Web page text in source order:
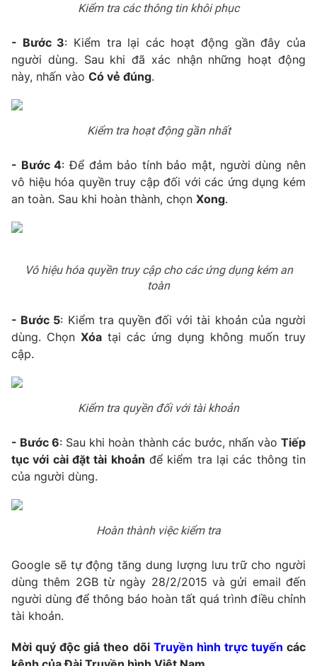
Podcast
Photo Infographic
Video
VTV Thể thao
VTV Sức khoẻ Bất động sản
Thị trường 24h
Liên hệ tòa soạn English
Theo dõi báo trên
Cơ quan chủ quản: Đài Truyền hình Việt Nam
Giấy phép hoạt động báo in và báo điện tử số 483/GP-BTTTT
cấp ngày 29/12/2023
Tổng Biên tập:Vũ Thanh Thủy
Phó Tổng Biên tập:
Tổng đài VTV:024.38 355 931 - 024.38 355 932
Kiểm tra các thông tin khôi phục
- Bước 3: Kiểm tra lại các hoạt động gần đây của
người dùng. Sau khi đã xác nhận những hoạt động
này, nhấn vào Có vẻ đúng.
Kiểm tra hoạt động gần nhất
- Bước 4: Để đảm bảo tính bảo mật, người dùng nên
vô hiệu hóa quyền truy cập đối với các ứng dụng kém
an toàn. Sau khi hoàn thành, chọn Xong.
Vô hiệu hóa quyền truy cập cho các ứng dụng kém an
toàn
- Bước 5: Kiểm tra quyền đối với tài khoản của người
dùng. Chọn Xóa tại các ứng dụng không muốn truy
cập.
Kiểm tra quyền đối với tài khoản
- Bước 6: Sau khi hoàn thành các bước, nhấn vàoTiếp
tục với cài đặt tài khoản để kiểm tra lại các thông tin
của người dùng.
Hoàn thành việc kiểm tra
Google sẽ tự động tăng dung lượng lưu trữ cho người
dùng thêm 2GB từ ngày 28/2/2015 và gửi email đến
người dùng để thông báo hoàn tất quá trình điều chỉnh
tài khoản.
Mời quý độc giả theo dõi Truyền hình trực tuyến các